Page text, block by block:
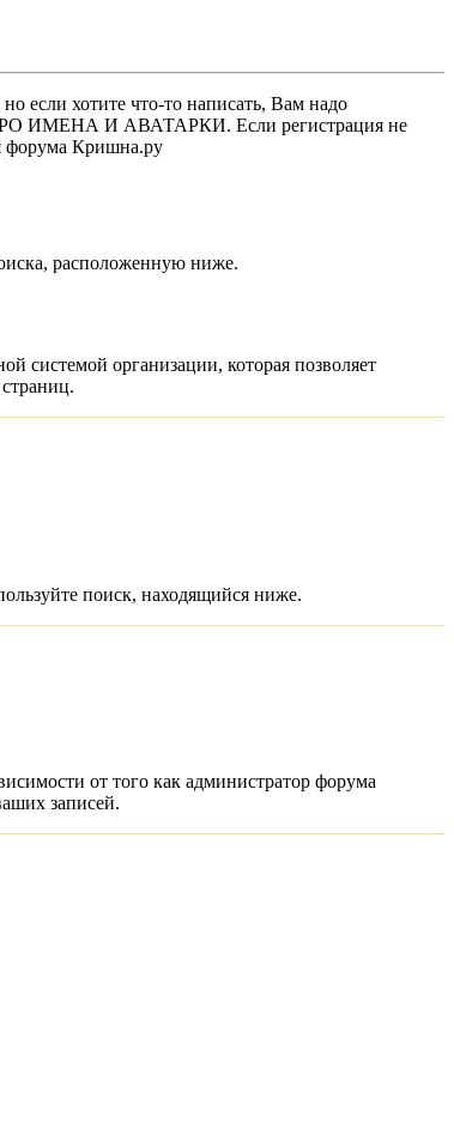
если хотите что-то написать, Вам надо
ПРО ИМЕНА И АВАТАРКИ. Если регистрация не
форума Кришна.ру
расположенную ниже.
системой организации, которая позволяет
поиск, находящийся ниже.
от того как администратор форума
записей.